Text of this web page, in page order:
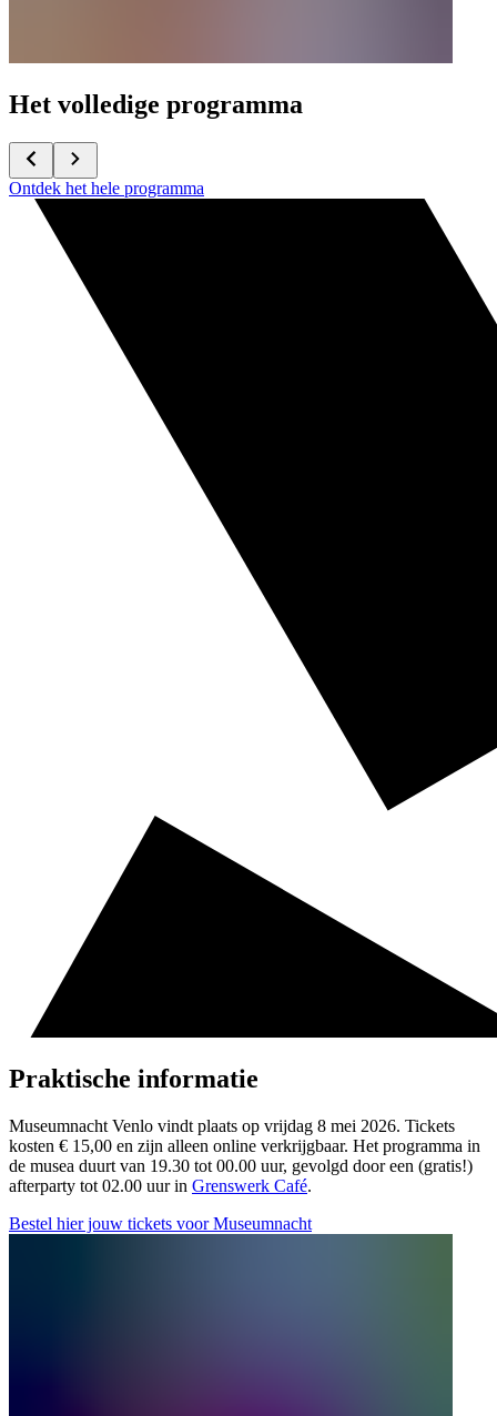
Het volledige programma
Ontdek het hele programma
Praktische informatie
Museumnacht Venlo vindt plaats op vrijdag 8 mei 2026. Tickets
kosten € 15,00 en zijn alleen online verkrijgbaar. Het programma in
de musea duurt van 19.30 tot 00.00 uur, gevolgd door een (gratis!)
afterparty tot 02.00 uur in Grenswerk Café.
Bestel hier jouw tickets voor Museumnacht